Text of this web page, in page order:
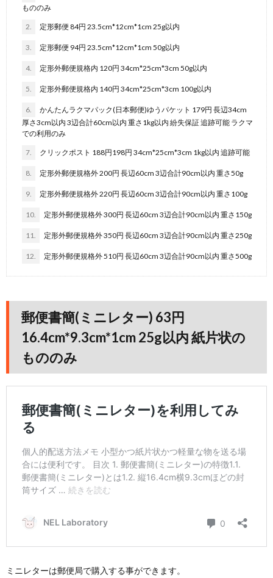
もののみ
2. 定形郵便 84円 23.5cm*12cm*1cm 25g以内
3. 定形郵便 94円 23.5cm*12cm*1cm 50g以内
4. 定形外郵便規格内 120円 34cm*25cm*3cm 50g以内
5. 定形外郵便規格内 140円 34cm*25cm*3cm 100g以内
6.
かんたんラクマパック(日本郵便)ゆうパケット 179円 長辺34cm
厚さ3cm以内 3辺合計60cm以内 重さ1kg以内 紛失保証 追跡可能 ラクマ
での利用のみ
7. クリックポスト 188円198円 34cm*25cm*3cm 1kg以内 追跡可能
8. 定形外郵便規格外 200円 長辺60cm 3辺合計90cm以内 重さ50g
9. 定形外郵便規格外 220円 長辺60cm 3辺合計90cm以内 重さ100g
10. 定形外郵便規格外 300円 長辺60cm 3辺合計90cm以内 重さ150g
11. 定形外郵便規格外 350円 長辺60cm 3辺合計90cm以内 重さ250g
12. 定形外郵便規格外 510円 長辺60cm 3辺合計90cm以内 重さ500g
郵便書簡(ミニレター) 63円
16.4cm*9.3cm*1cm 25g以内 紙片状の
もののみ
ミニレターは郵便局で購入する事ができます。